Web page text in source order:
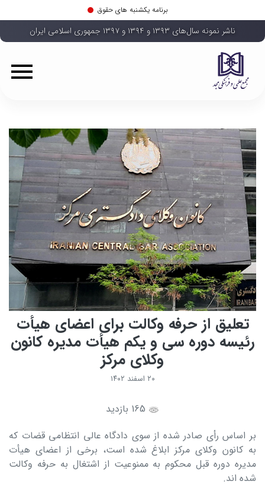
برنامه یکشنبه های حقوق
ناشر نمونه سال‌های ۱۳۹۳ و ۱۳۹۴ و ۱۳۹۷ جمهوری اسلامی ایران
تعلیق از حرفه وکالت برای اعضای هیأت
رئیسه دوره سی و یکم هیأت مدیره کانون
وکلای مرکز
۲۰ اسفند ۱۴۰۲
بر اساس رأی صادر شده از سوی دادگاه عالی انتظامی قضات که
به کانون وکلای مرکز ابلاغ شده است، برخی از اعضای هیأت
مدیره دوره قبل محکوم به ممنوعیت از اشتغال به حرفه وکالت
شده اند.